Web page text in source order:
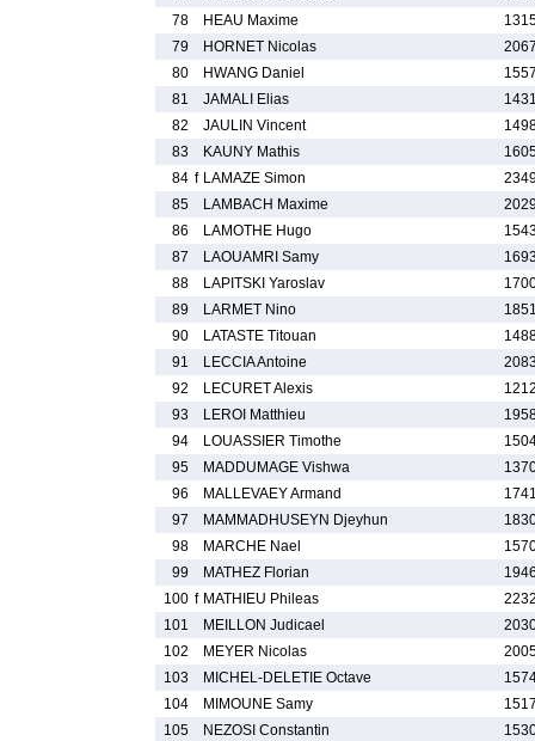
78
HEAU Maxime
79
HORNET Nicolas
80
HWANG Daniel
81
JAMALI Elias
82
JAULIN Vincent
83
KAUNY Mathis
84 f LAMAZE Simon
85
LAMBACH Maxime
86
LAMOTHE Hugo
87
LAOUAMRI Samy
88
LAPITSKI Yaroslav
89
LARMET Nino
90
LATASTE Titouan
91
LECCIA Antoine
92
LECURET Alexis
93
LEROI Matthieu
94
LOUASSIER Timothe
95
MADDUMAGE Vishwa
96
MALLEVAEY Armand
97
MAMMADHUSEYN Djeyhun
98
MARCHE Nael
99
MATHEZ Florian
100 f MATHIEU Phileas
101
MEILLON Judicael
102
MEYER Nicolas
103
MICHEL-DELETIE Octave
104
MIMOUNE Samy
105
NEZOSI Constantin